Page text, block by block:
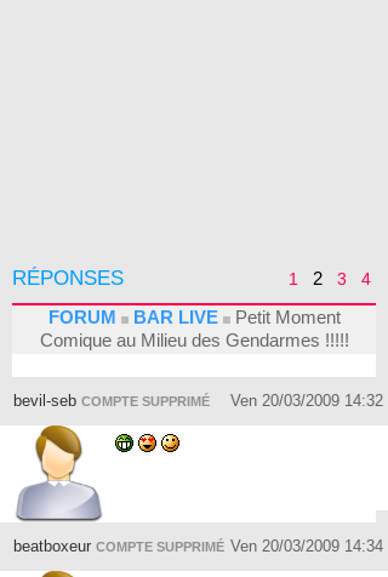
RÉPONSES 1 2 3 4
FORUM BAR LIVE Petit Moment
Comique au Milieu des Gendarmes !!!!!
bevil-seb COMPTE SUPPRIMÉ Ven 20/03/2009 14:32
beatboxeur COMPTE SUPPRIMÉ Ven 20/03/2009 14:34